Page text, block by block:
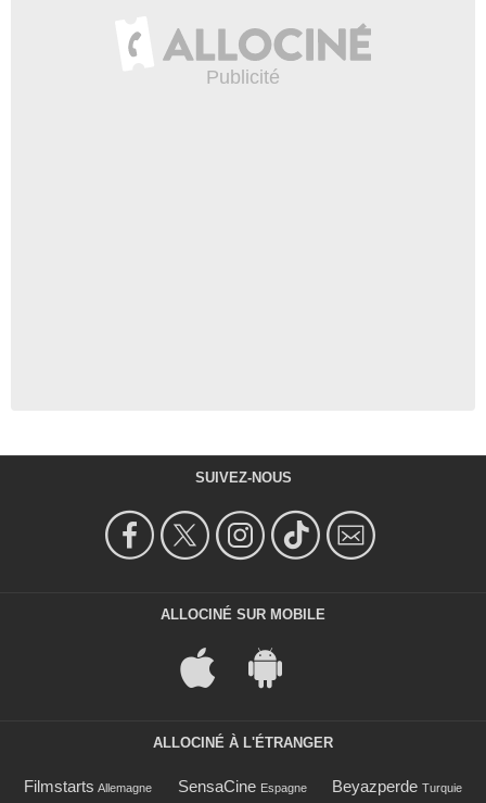
SUIVEZ-NOUS
ALLOCINÉ SUR MOBILE
ALLOCINÉ À L'ÉTRANGER
Filmstarts Allemagne SensaCine Espagne Beyazperde Turquie